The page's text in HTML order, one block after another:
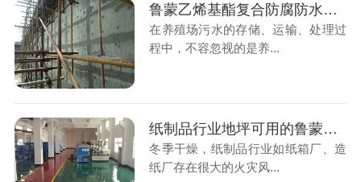
鲁蒙乙烯基酯复合防腐防水涂料可防养殖场污水腐蚀
在养殖场污水的存储、运输、处理过
程中，不容忽视的是养...
纸制品行业地坪可用的鲁蒙SPUA喷涂聚脲弹性涂料
冬季干燥，纸制品行业如纸箱厂、造
纸厂存在很大的火灾风...